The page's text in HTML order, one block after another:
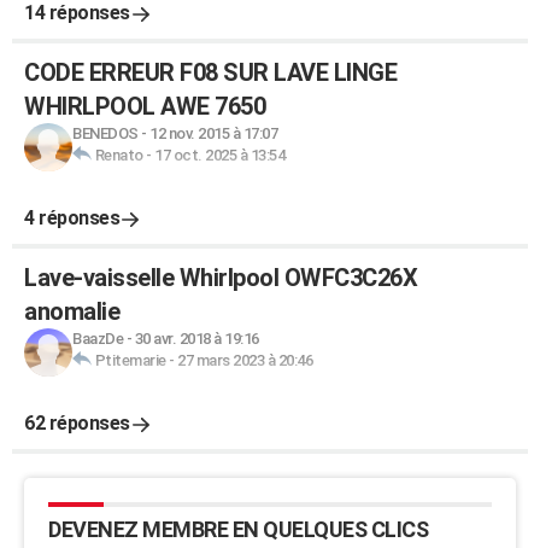
14 réponses
CODE ERREUR F08 SUR LAVE LINGE
WHIRLPOOL AWE 7650
BENEDOS - 12 nov. 2015 à 17:07
Renato- 17 oct. 2025 à 13:54
4 réponses
Lave-vaisselle Whirlpool OWFC3C26X
anomalie
BaazDe- 30 avr. 2018 à 19:16
Ptitemarie- 27 mars 2023 à 20:46
62 réponses
DEVENEZ MEMBRE EN QUELQUES CLICS